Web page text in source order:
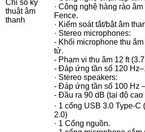
Chỉ số kỹ
thuật âm
thanh
· Công nghệ hàng rào
Fence.
· Kiểm soát tắt/bật âm
· Stereo microphones:
- Khối microphone thu
tử.
- Phạm vi thu âm 12 ft
- Đáp ứng tần số 120
· Stereo speakers:
- Đáp ứng tần số 100 Hz
- Đầu ra 90 dB (tại độ cao
· 1 cổng USB 3.0 Type-
2.0)
· 1 Cổng nguồn.